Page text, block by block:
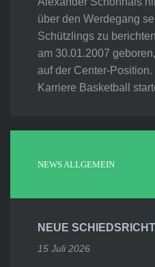
über den Werdegang
Schützlings zu
am 30.01.2007
auf der Center-
Karriere Basketball
NEWS ALLGEMEIN
NEUE
15 Juli 2026